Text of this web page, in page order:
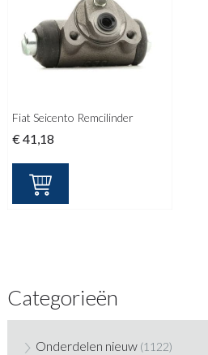
Fiat Seicento Remcilinder
€41,18
Categorieën
Onderdelen nieuw (1122)